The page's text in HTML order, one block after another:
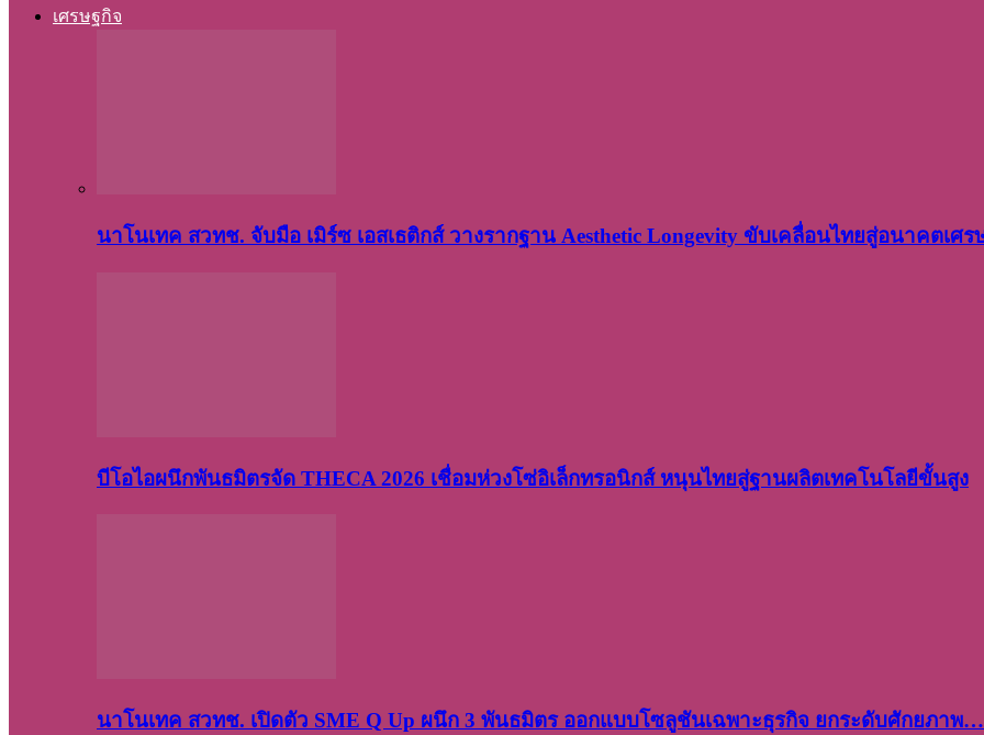
เศรษฐกิจ
นาโนเทค สวทช. จับมือ เมิร์ซ เอสเธติกส์ วางรากฐาน Aesthetic Longevity ขับเคลื่อนไทยสู่อนาคตเ
บีโอไอผนึกพันธมิตรจัด THECA 2026 เชื่อมห่วงโซ่อิเล็กทรอนิกส์ หนุนไทยสู่ฐานผลิตเทคโนโลยีขั้นสูง
นาโนเทค สวทช. เปิดตัว SME Q Up ผนึก 3 พันธมิตร ออกแบบโซลูชันเฉพาะธุรกิจ ยกระดับศักยภาพ…